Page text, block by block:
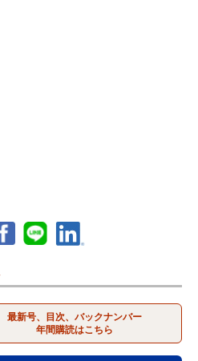
最新号、目次、バックナンバー
年間購読はこちら